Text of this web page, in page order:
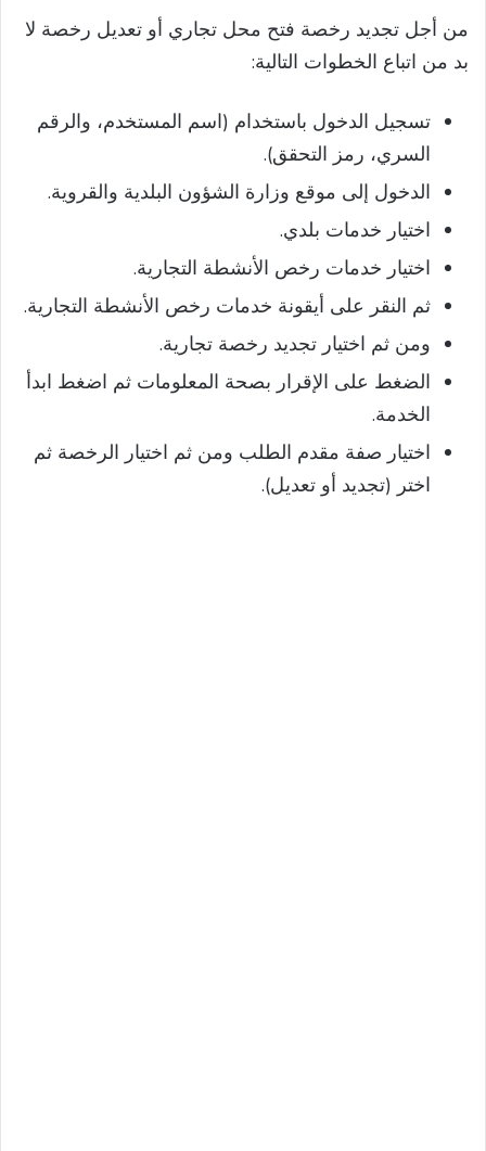
من أجل تجديد رخصة فتح محل تجاري أو تعديل رخصة لا
بد من اتباع الخطوات التالية:
تسجيل الدخول باستخدام (اسم المستخدم، والرقم
السري، رمز التحقق).
الدخول إلى موقع وزارة الشؤون البلدية والقروية.
اختيار خدمات بلدي.
اختيار خدمات رخص الأنشطة التجارية.
ثم النقر على أيقونة خدمات رخص الأنشطة التجارية.
ومن ثم اختيار تجديد رخصة تجارية.
الضغط على الإقرار بصحة المعلومات ثم اضغط ابدأ
الخدمة.
اختيار صفة مقدم الطلب ومن ثم اختيار الرخصة ثم
اختر (تجديد أو تعديل).